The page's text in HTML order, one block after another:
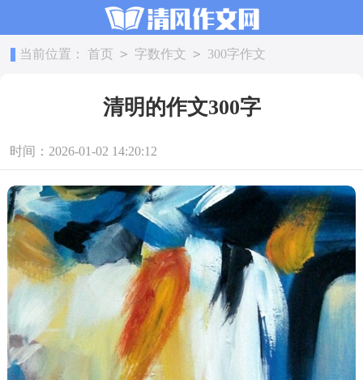
当前位置： 首页 > 字数作文 > 300字作文
清明的作文300字
时间：2026-01-02 14:20:12